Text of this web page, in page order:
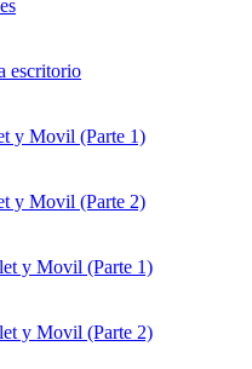
escritorio
y Movil (Parte 1)
y Movil (Parte 2)
y Movil (Parte 1)
y Movil (Parte 2)